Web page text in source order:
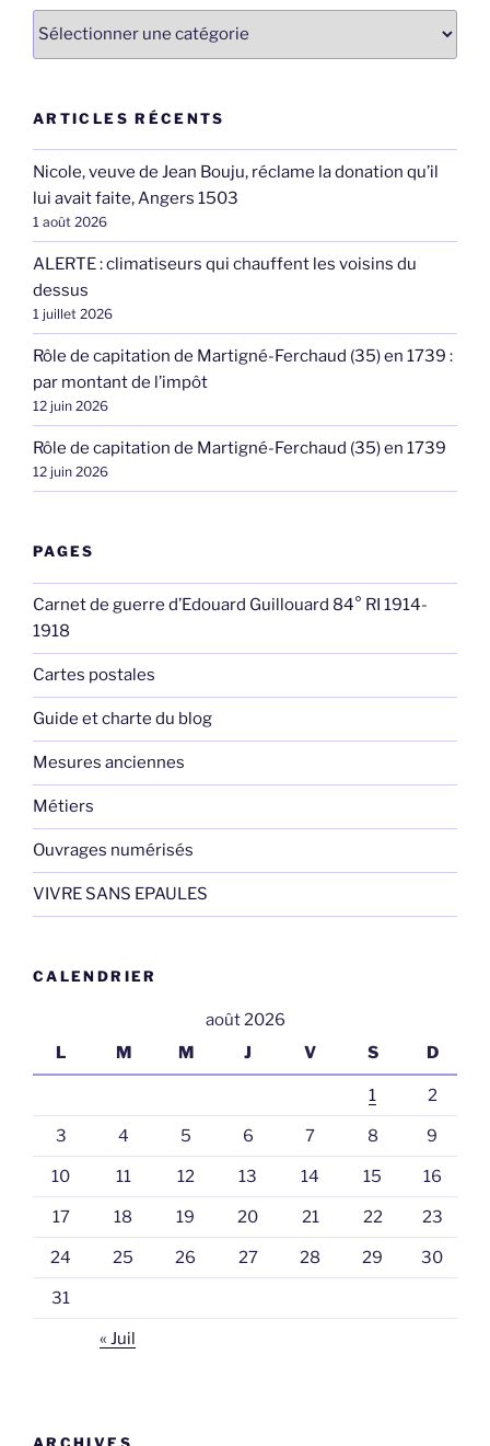
Catégories
ARTICLES RÉCENTS
Nicole, veuve de Jean Bouju, réclame la donation qu’il
lui avait faite, Angers 1503
1 août 2026
ALERTE : climatiseurs qui chauffent les voisins du
dessus
1 juillet 2026
Rôle de capitation de Martigné-Ferchaud (35) en 1739 :
par montant de l’impôt
12 juin 2026
Rôle de capitation de Martigné-Ferchaud (35) en 1739
12 juin 2026
PAGES
Carnet de guerre d’Edouard Guillouard 84° RI 1914-
1918
Cartes postales
Guide et charte du blog
Mesures anciennes
Métiers
Ouvrages numérisés
VIVRE SANS EPAULES
CALENDRIER
août 2026
L
M M J V S D
1 2
3 4 5 6 7 8 9
10 11 12 13 14 15 16
17 18 19 20 21 22 23
24 25 26 27 28 29 30
31
« Juil
ARCHIVES